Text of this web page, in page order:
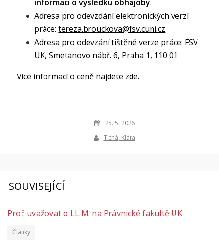
informaci o výsledku obhajoby.
Adresa pro odevzdání elektronických verzí
práce:tereza.brouckova@fsv.cuni.cz
Adresa pro odevzání tištěné verze práce: FSV
UK, Smetanovo nábř. 6, Praha 1, 110 01
Více informací o ceně najdete zde.
25. 5. 2026
Tichá, Klára
SOUVISEJÍCÍ
Proč uvažovat o LL.M. na Právnické fakultě UK
Články